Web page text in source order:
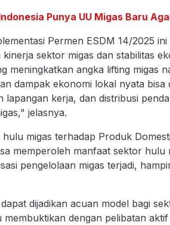
Punya UU Migas Baru
Permen ESDM 14/2025
sektor migas dan stabilitas
meningkatkan angka lifting migas
dampak ekonomi lokal nyata bisa
lapangan kerja, dan distribusi
jelasnya.
migas terhadap Produk
memperoleh manfaat sektor hulu
pengelolaan migas terjadi,
dijadikan acuan model bagi
membuktikan dengan pelibatan